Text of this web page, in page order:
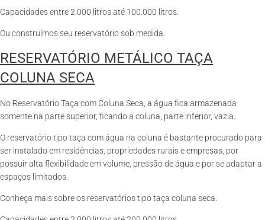
Capacidades entre 2.000 litros até 100.000 litros.
Ou construímos seu reservatório sob medida.
RESERVATÓRIO METÁLICO TAÇA
COLUNA SECA
No Reservatório Taça com Coluna Seca, a água fica armazenada
somente na parte superior, ficando a coluna, parte inferior, vazia.
O reservatório tipo taça com água na coluna é bastante procurado para
ser instalado em residências, propriedades rurais e empresas, por
possuir alta flexibilidade em volume, pressão de água e por se adaptar a
espaços limitados.
Conheça mais sobre os reservatórios tipo taça coluna seca.